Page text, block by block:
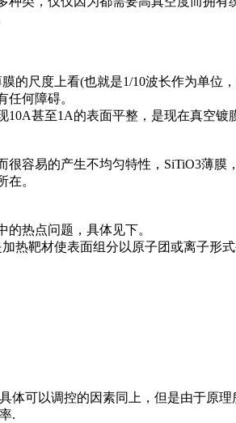
的尺度上看(也就是1/10波长作为单
何障碍。
甚至1A的表面平整，是现在真空
容易的产生不均匀特性，SiTiO3薄
在。
热点问题，具体见下。
热靶材使表面组分以原子团或离子
体可以调控的因素同上，但是由于原
.